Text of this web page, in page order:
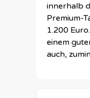
innerhalb
Premium-
1.200
einem
auch,